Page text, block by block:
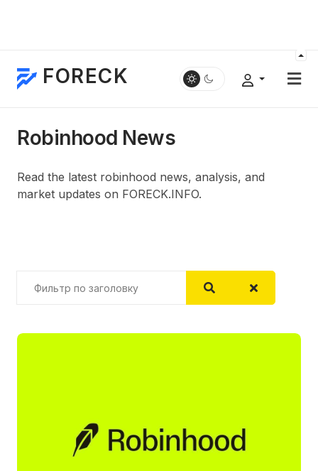
FORECK
Robinhood News
Read the latest robinhood news, analysis, and
market updates on FORECK.INFO.